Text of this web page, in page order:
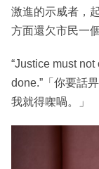
激進的示威者，
方面還欠市民一
“Justice must
done.”「你要話
我就得㗎喎。」